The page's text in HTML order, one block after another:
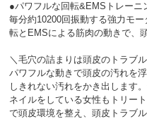
●パワフルな回転&EMSトレーニ
毎分約10200回振動する強力モ
転とEMSによる筋肉の動きで、
＼毛穴の詰まりは頭皮のトラブ
パワフルな動きで頭皮の汚れを
しきれない汚れをかき出します
ネイルをしている女性もトリー
で頭皮環境を整え、頭皮トラブル